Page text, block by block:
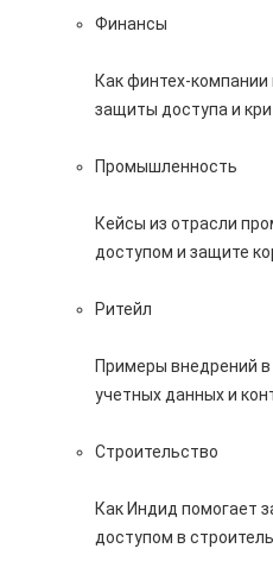
Финансы
Как финтех-
защиты доступа и
Промышленность
Кейсы из отрасли
доступом и защите
Ритейл
Примеры внедрений
учетных данных и
Строительство
Как Индид помогает
доступом в